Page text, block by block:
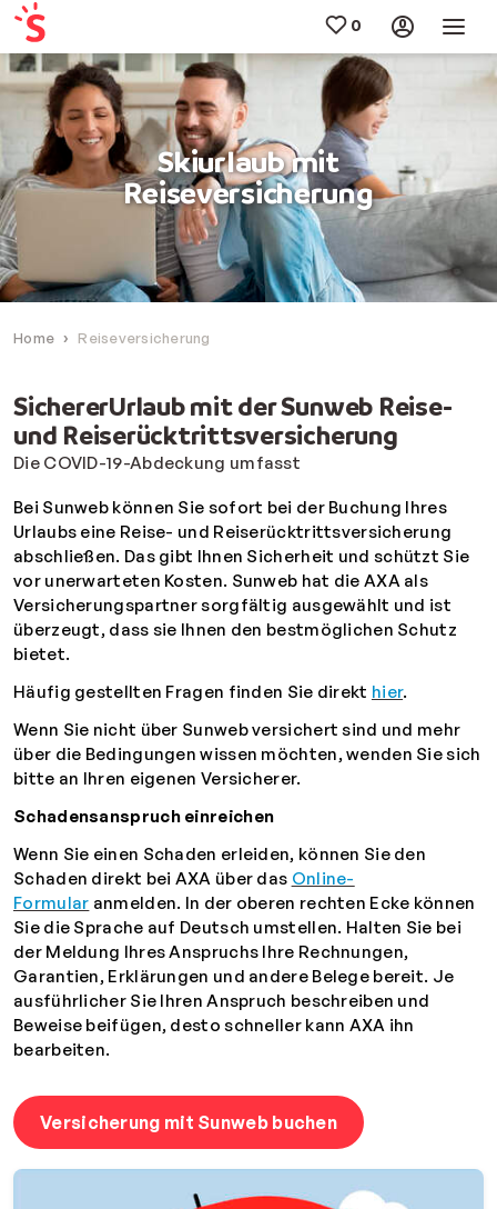
Skiurlaub mit
Reiseversicherung
Home Reiseversicherung
SichererUrlaub mit der Sunweb Reise-
und Reiserücktrittsversicherung
Die COVID-19-Abdeckung umfasst
Bei Sunweb können Sie sofort bei der Buchung Ihres
Urlaubs eine Reise- und Reiserücktrittsversicherung
abschließen. Das gibt Ihnen Sicherheit und schützt Sie
vor unerwarteten Kosten. Sunweb hat die AXA als
Versicherungspartner sorgfältig ausgewählt und ist
überzeugt, dass sie Ihnen den bestmöglichen Schutz
bietet.
Häufig gestellten Fragen finden Sie direkt hier.
Wenn Sie nicht über Sunweb versichert sind und mehr
über die Bedingungen wissen möchten, wenden Sie sich
bitte an Ihren eigenen Versicherer.
Schadensanspruch einreichen
Wenn Sie einen Schaden erleiden, können Sie den
Schaden direkt bei AXA über das Online-
Formular anmelden. In der oberen rechten Ecke können
Sie die Sprache auf Deutsch umstellen. Halten Sie bei
der Meldung Ihres Anspruchs Ihre Rechnungen,
Garantien, Erklärungen und andere Belege bereit. Je
ausführlicher Sie Ihren Anspruch beschreiben und
Beweise beifügen, desto schneller kann AXA ihn
bearbeiten.
Versicherung mit Sunweb buchen